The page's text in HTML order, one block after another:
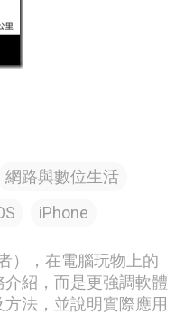
網路與數位生活
iPhone
），在電腦玩物上的
紹，而是更強調軟體
法，並說明實際應用